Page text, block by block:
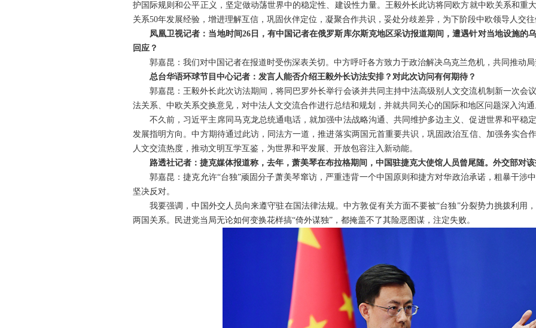
护国际规则和公平正义，坚定做动荡世界中的稳定性、建设性力量。王毅外长此访将同欧方就中欧关系和重
关系50年发展经验，增进理解互信，巩固伙伴定位，凝聚合作共识，妥处分歧差异，为下阶段中欧领导人交往
凤凰卫视记者：当地时间26日，有中国记者在俄罗斯库尔斯克地区采访报道期间，遭遇针对当地设施的
回应？
郭嘉昆：我们对中国记者在报道时受伤深表关切。中方呼吁各方致力于政治解决乌克兰危机，共同推动局
总台华语环球节目中心记者：发言人能否介绍王毅外长访法安排？对此次访问有何期待？
郭嘉昆：王毅外长此次访法期间，将同巴罗外长举行会谈并共同主持中法高级别人文交流机制新一次会
法关系、中欧关系交换意见，对中法人文交流合作进行总结和规划，并就共同关心的国际和地区问题深入沟通
不久前，习近平主席同马克龙总统通电话，就加强中法战略沟通、共同维护多边主义、促进世界和平稳
发展指明方向。中方期待通过此访，同法方一道，推进落实两国元首重要共识，巩固政治互信、加强务实合
人文交流热度，推动文明互学互鉴，为世界和平发展、开放包容注入新动能。
路透社记者：捷克媒体报道称，去年，萧美琴在布拉格期间，中国驻捷克大使馆人员曾尾随。外交部对该
郭嘉昆：捷克允许“台独”顽固分子萧美琴窜访，严重违背一个中国原则和捷方对华政治承诺，粗暴干涉
坚决反对。
我要强调，中国外交人员向来遵守驻在国法律法规。中方敦促有关方面不要被“台独”分裂势力挑拨利用
两国关系。民进党当局无论如何变换花样搞“倚外谋独”，都掩盖不了其险恶图谋，注定失败。